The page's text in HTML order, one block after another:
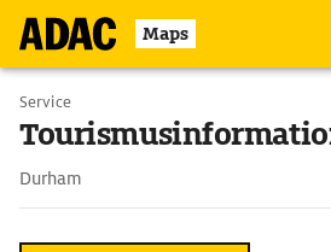
Maps
Service
Durham